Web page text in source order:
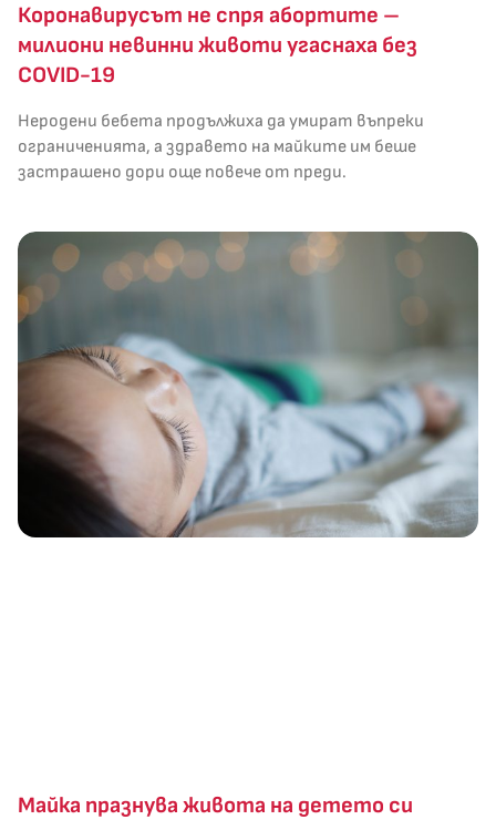
Коронавирусът не спря абортите –
милиони невинни животи угаснаха без
COVID-19
Неродени бебета продължиха да умират въпреки
ограниченията, а здравето на майките им беше
застрашено дори още повече от преди.
Майка празнува живота на детето си